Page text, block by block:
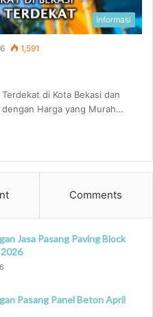
Informasi
1,591
di Kota Bekasi dan
Harga yang Murah…
Comments
Jasa Pasang Paving Block
Pasang Panel Beton April